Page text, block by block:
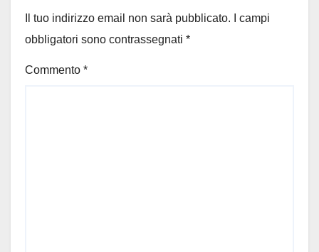
Il tuo indirizzo email non sarà pubblicato.
I campi
obbligatori sono contrassegnati *
Commento *